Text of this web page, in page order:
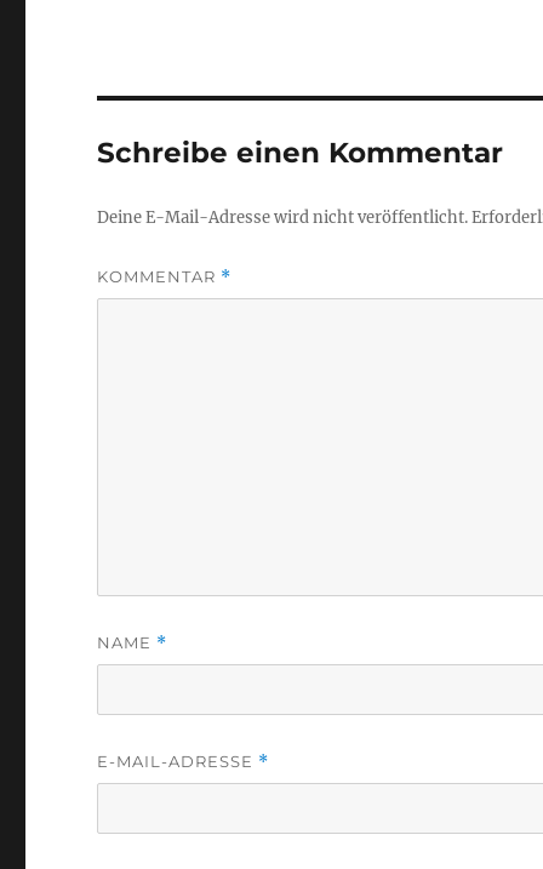
Schreibe einen Kommentar
Deine E-Mail-Adresse wird nicht veröffentlicht.
KOMMENTAR *
NAME *
E-MAIL-ADRESSE *